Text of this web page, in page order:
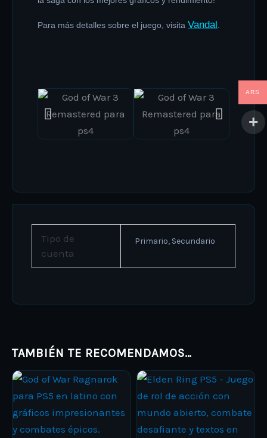
Para más detalles sobre el juego, visita Vandal
Tipo de
cuenta
Primario, Secundario
TAMBIÉN TE RECOMENDAMOS…
Price
range:
ARS 19.000,00
ARS 28.000,00
This
product
has
multiple
Price
range:
ARS
This
product
has
multiple
ARS